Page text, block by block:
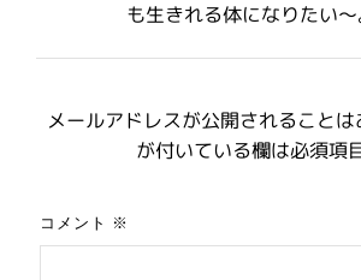
も生きれる体になりたい～
メールアドレスが公開されることは
が付いている欄は必須項
コメント ※